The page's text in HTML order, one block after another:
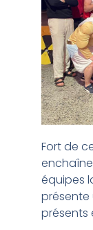
Fort de
équipes
présente
présents